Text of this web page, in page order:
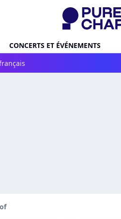
CONCERTS ET ÉVÉNEMENTS